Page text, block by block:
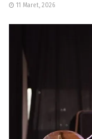
11 Maret, 2026